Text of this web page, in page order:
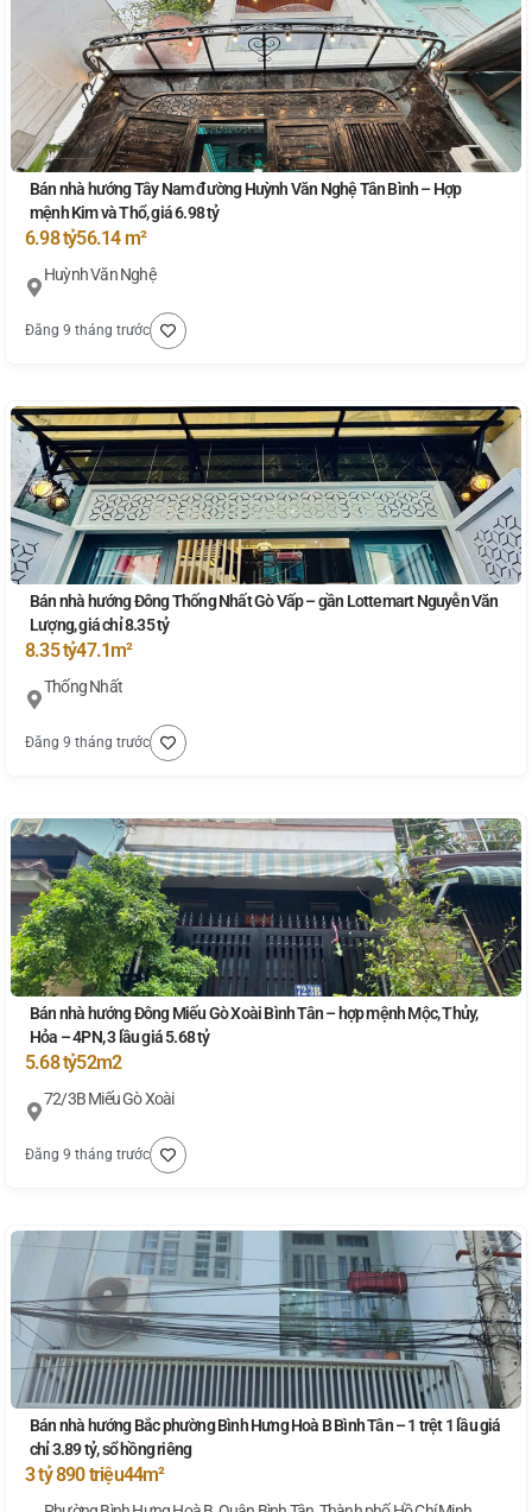
Bán nhà hướng Tây Nam đường Huỳnh Văn Nghệ Tân Bình – Hợp
mệnh Kim và Thổ, giá 6.98 tỷ
6.98 tỷ56.14 m²
Huỳnh Văn Nghệ
Đăng 9 tháng trước
Bán nhà hướng Đông Thống Nhất Gò Vấp – gần Lottemart Nguyễn Văn
Lượng, giá chỉ 8.35 tỷ
8.35 tỷ47.1m²
Thống Nhất
Đăng 9 tháng trước
Bán nhà hướng Đông Miếu Gò Xoài Bình Tân – hợp mệnh Mộc, Thủy,
Hỏa – 4PN, 3 lầu giá 5.68 tỷ
5.68 tỷ52m2
72/3B Miếu Gò Xoài
Đăng 9 tháng trước
Bán nhà hướng Bắc phường Bình Hưng Hoà B Bình Tân – 1 trệt 1 lầu giá
chỉ 3.89 tỷ, sổ hồng riêng
3 tỷ 890 triệu44m²